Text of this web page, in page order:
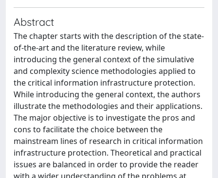
Abstract
The chapter starts with the description of the state-
of-the-art and the literature review, while
introducing the general context of the simulative
and complexity science methodologies applied to
the critical information infrastructure protection.
While introducing the general context, the authors
illustrate the methodologies and their applications.
The major objective is to investigate the pros and
cons to facilitate the choice between the
mainstream lines of research in critical information
infrastructure protection. Theoretical and practical
issues are balanced in order to provide the reader